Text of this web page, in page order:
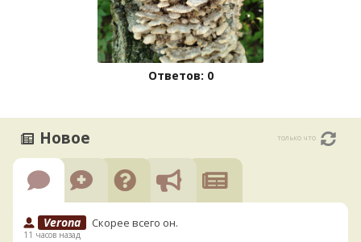
Ответов: 0
Новое только что
Verona Скорее всего он.
11 часов назад